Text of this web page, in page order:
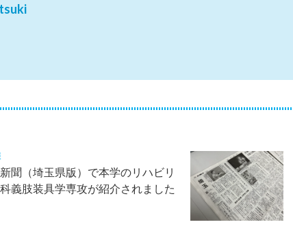
新聞（埼玉県版）で本学のリハビリ
義肢装具学専攻が紹介されました